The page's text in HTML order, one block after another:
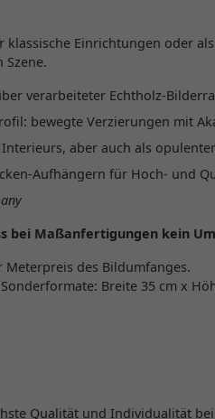
klassische Einrichtungen oder
verarbeiteter Echtholz-
bewegte Verzierungen mit
aber auch als
Aufhängern für Hoch- und
bei Maßanfertigungen kein
Meterpreis des Bildumfanges.
Breite 35 cm x
Qualität und Individualität